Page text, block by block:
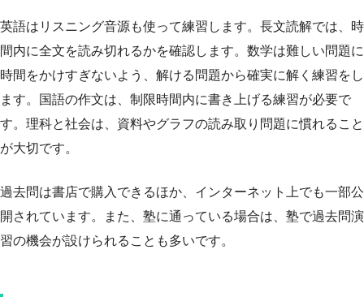
英語はリスニング音源も使って練習します。長文読解では、時
間内に全文を読み切れるかを確認します。数学は難しい問題に
時間をかけすぎないよう、解ける問題から確実に解く練習をし
ます。国語の作文は、制限時間内に書き上げる練習が必要で
す。理科と社会は、資料やグラフの読み取り問題に慣れること
が大切です。
過去問は書店で購入できるほか、インターネット上でも一部公
開されています。また、塾に通っている場合は、塾で過去問演
習の機会が設けられることも多いです。